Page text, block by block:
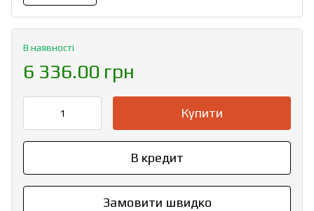
В наявності
6 336.00 грн
Купити
В кредит
Замовити швидко